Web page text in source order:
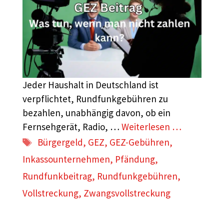
Jeder Haushalt in Deutschland ist
verpflichtet, Rundfunkgebühren zu
bezahlen, unabhängig davon, ob ein
Fernsehgerät, Radio, … Weiterlesen …
Schlagwörter
Bürgergeld, GEZ, GEZ-Gebühren,
Inkassounternehmen, Pfändung,
Rundfunkbeitrag, Rundfunkgebühren,
Vollstreckung, Zwangsvollstreckung